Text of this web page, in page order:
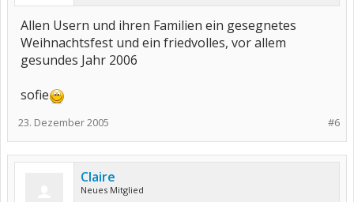
Allen Usern und ihren Familien ein gesegnetes
Weihnachtsfest und ein friedvolles, vor allem
gesundes Jahr 2006
sofie
#6
23. Dezember 2005
Claire
Neues Mitglied